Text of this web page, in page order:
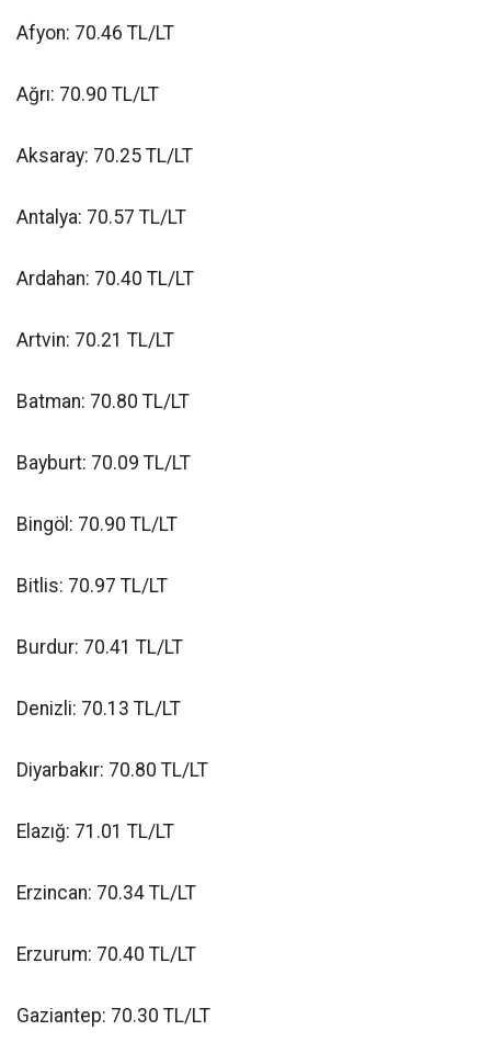
Afyon: 70.46 TL/LT
Ağrı: 70.90 TL/LT
Aksaray: 70.25 TL/LT
Antalya: 70.57 TL/LT
Ardahan: 70.40 TL/LT
Artvin: 70.21 TL/LT
Batman: 70.80 TL/LT
Bayburt: 70.09 TL/LT
Bingöl: 70.90 TL/LT
Bitlis: 70.97 TL/LT
Burdur: 70.41 TL/LT
Denizli: 70.13 TL/LT
Diyarbakır: 70.80 TL/LT
Elazığ: 71.01 TL/LT
Erzincan: 70.34 TL/LT
Erzurum: 70.40 TL/LT
Gaziantep: 70.30 TL/LT